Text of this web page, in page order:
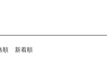
順 新着順